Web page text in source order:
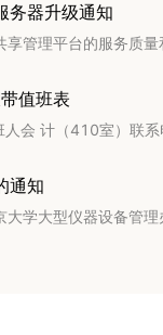
务器升级通知
值班表
通知